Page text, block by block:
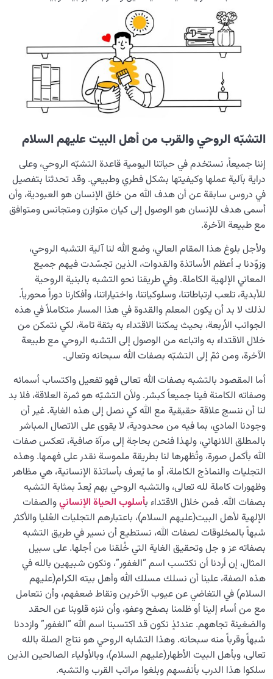
التشبّه الروحي والقرب من أهل البيت عليهم السلام
إننا جميعاً، نستخدم في حياتنا اليومية قاعدة التشبّه الروحي، وعلى
دراية بآلية عملها وكيفيتها بشكل فطري وطبيعي. وقد تحدثنا بتفصيل
في دروس سابقة عن أن هدف الله من خلق الإنسان هو العبودية، وأن
أسمى هدف للإنسان هو الوصول إلى كيان متوازن ومتجانس ومتوافق
مع طبيعة الآخرة.
ولأجل بلوغ هذا المقام العالي، وضع الله لنا آلية التشبه الروحي،
وزوّدنا بـ أعظم الأساتذة والقدوات، الذين تجسّدت فيهم جميع
المعاني الإلهية الكاملة. وفي طريقنا نحو التشبه بالبنية الروحية
للأبدية، تلعب ارتباطاتنا، وسلوكياتنا، واختياراتنا، وأفكارنا دوراً محورياً.
لذلك لا بد أن يكون المعلم والقدوة في هذا المسار متكاملاً في هذه
الجوانب الأربعة، بحيث يمكننا الاقتداء به بثقة تامة، لكي نتمكن من
خلال الاقتداء به واتباعه من الوصول إلى التشبه الروحي مع طبيعة
الآخرة، ومن ثمّ إلى التشبّه بصفات الله سبحانه وتعالى.
أما المقصود بالتشبه بصفات الله تعالى فهو تفعيل واكتساب أسمائه
وصفاته الكامنة فينا جميعاً كبشر. ولأن التشبّه هو ثمرة العلاقة، فلا بد
لنا أن ننسج علاقة حقيقية مع الله كي نصل إلى هذه الغاية. غير أن
وجودنا المادي، بما فيه من محدودية، لا يقوى على الاتصال المباشر
بالمطلق اللانهائي، ولهذا فنحن بحاجة إلى مرآة صافية، تعكس صفات
الله بأكمل صورة، وتُظهرها لنا بطريقة ملموسة نقدر على فهمها. وهذه
التجليات والنماذج الكاملة، أو ما يُعرف بأساتذة الإنسانية، هي مظاهر
وظهورات كاملة لله تعالى، والتشبه الروحي بهم يُعدّ بمثابة التشبه
بصفات الله. فمن خلال الاقتداء بأسلوب الحياة الإنسانيوالصفات
الإلهية لأهل البيت(عليهم السلام)، باعتبارهم التجليات العُليا والأكثر
شبهاً بالمخلوقات لصفات الله، نستطيع أن نسير في طريق التشبه
بصفاته عز و جل وتحقيق الغاية التي خُلقنا من أجلها. على سبيل
المثال، إن أردنا أن نكتسب اسم “الغفور”، ونكون شبيهين بالله في
هذه الصفة، علينا أن نسلك مسلك الله وأهل بيته الكرام(عليهم
السلام) في التغاضي عن عيوب الآخرين ونقاط ضعفهم، وأن نتعامل
مع من أساء إلينا أو ظلمنا بصفح وعفو، وأن ننزه قلوبنا عن الحقد
والضغينة تجاههم. عندئذٍ نكون قد اكتسبنا اسم الله “الغفور” وازددنا
شبهاً وقرباً منه سبحانه. وهذا التشابه الروحي هو نتاج الصلة بالله
تعالى، وبأهل البيت الأطهار(عليهم السلام)، وبالأولياء الصالحين الذين
سلكوا هذا الدرب بأنفسهم وبلغوا مراتب القرب والتشبه.